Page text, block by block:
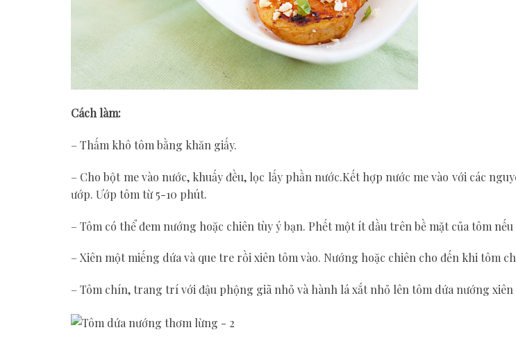
Cách làm:
– Thấm khô tôm bằng khăn giấy.
– Cho bột me vào nước, khuấy đều, lọc lấy phần nước.Kết hợp nước me vào với các
ướp. Ướp tôm từ 5-10 phút.
– Tôm có thể đem nướng hoặc chiên tùy ý bạn. Phết một ít dầu trên bề mặt của tôm
– Xiên một miếng dứa và que tre rồi xiên tôm vào. Nướng hoặc chiên cho đến khi tôm
– Tôm chín, trang trí với đậu phộng giã nhỏ và hành lá xắt nhỏ lên tôm dứa nướng